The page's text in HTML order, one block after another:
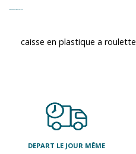
caisse en plastique a roulette
DEPART LE JOUR MÊME